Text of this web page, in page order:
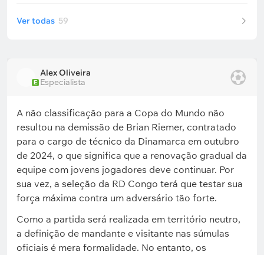
Ver todas 59
E
Alex Oliveira
Especialista
A não classificação para a Copa do Mundo não
resultou na demissão de Brian Riemer, contratado
para o cargo de técnico da Dinamarca em outubro
de 2024, o que significa que a renovação gradual da
equipe com jovens jogadores deve continuar. Por
sua vez, a seleção da RD Congo terá que testar sua
força máxima contra um adversário tão forte.
Como a partida será realizada em território neutro,
a definição de mandante e visitante nas súmulas
oficiais é mera formalidade. No entanto, os